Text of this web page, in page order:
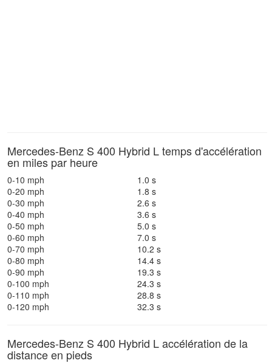
Mercedes-Benz S 400 Hybrid L temps d'accélération
en miles par heure
0-10 mph
1.0 s
0-20 mph
1.8 s
0-30 mph
2.6 s
0-40 mph
3.6 s
0-50 mph
5.0 s
0-60 mph
7.0 s
0-70 mph
10.2 s
0-80 mph
14.4 s
0-90 mph
19.3 s
0-100 mph
24.3 s
0-110 mph
28.8 s
0-120 mph
32.3 s
Mercedes-Benz S 400 Hybrid L accélération de la
distance en pieds